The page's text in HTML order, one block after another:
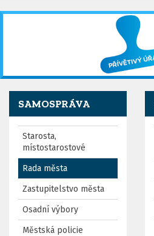
SAMOSPRÁVA
Starosta,
místostarostové
Rada města
Zastupitelstvo města
Osadní výbory
Městská policie